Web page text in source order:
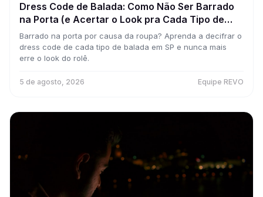
Dress Code de Balada: Como Não Ser Barrado
na Porta (e Acertar o Look pra Cada Tipo de
Rolê)
Barrado na porta por causa da roupa? Aprenda a decifrar o
dress code de cada tipo de balada em SP e nunca mais
erre o look do rolê.
5 de agosto, 2026 Equipe REVO